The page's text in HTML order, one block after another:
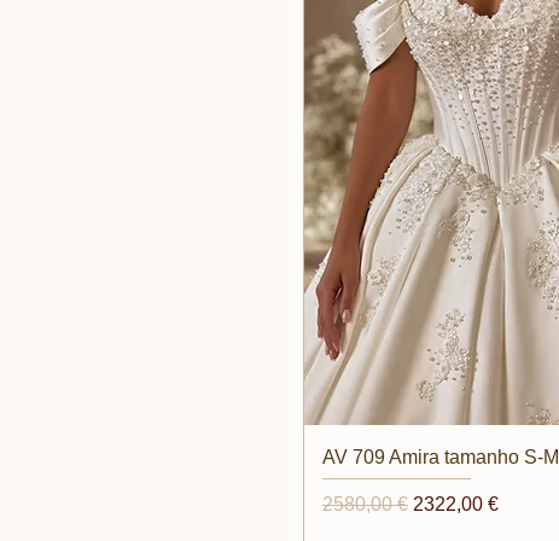
Vista rapida
AV 709 Amira tamanho S-M
Prezzo regolare
2580,00 € Prezzo scontato
2322,00 €